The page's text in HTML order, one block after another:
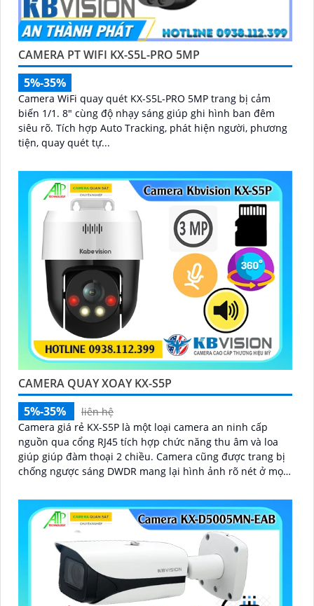
CAMERA PT WIFI KX-S5L-PRO 5MP
5%-35%
Camera WiFi quay quét KX-S5L-PRO 5MP trang bị cảm
biến 1/1. 8" cùng độ nhạy sáng giúp ghi hình ban đêm
siêu rõ. Tích hợp Auto Tracking, phát hiện người, phương
tiện, quay quét tự...
CAMERA QUAY XOAY KX-S5P
5%-35%
liên hệ
Camera giá rẻ KX-S5P là một loại camera an ninh cấp
nguồn qua cổng RJ45 tích hợp chức năng thu âm và loa
giúp giúp đàm thoại 2 chiều. Camera cũng được trang bị
chống ngược sáng DWDR mang lại hình ảnh rõ nét ở mọi